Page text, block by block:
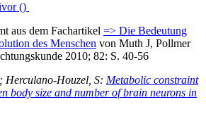
()
aus dem Fachartikel => Die Bedeutung
des Menschen von Muth J, Pollmer
2010; 82: S. 40-56
Herculano-Houzel, S: Metabolic constraint
body size and number of brain neurons in